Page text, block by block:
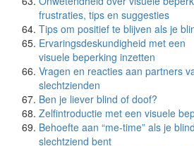
frustraties, tips en suggesties
Tips om positief te blijven als je
Ervaringsdeskundigheid met een
visuele beperking inzetten
Vragen en reacties aan partners
slechtzienden
Ben je liever blind of doof?
Zelfintroductie met een visuele
Behoefte aan “me-time” als je
slechtziend bent